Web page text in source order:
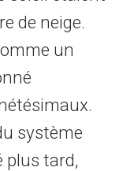
de neige.
un
système
plus tard,